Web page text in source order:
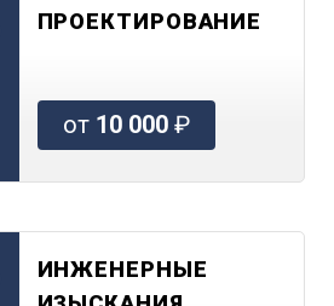
ПРОЕКТИРОВАНИЕ
от 10 000₽
ИНЖЕНЕРНЫЕ